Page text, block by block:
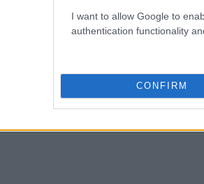
I want to allow Google to
authentication functionality
CONFIRM